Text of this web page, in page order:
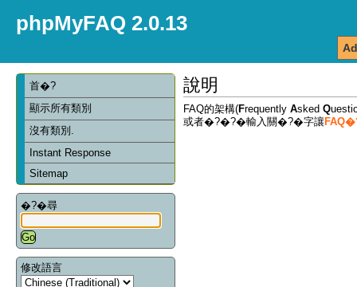
phpMyFAQ 2.0.13
首�?
顯示所有類別
沒有類別.
Instant Response
Sitemap
�?�尋
修改語言
說明
FAQ的架構(Frequently Asked Q
或者�?�?�輸入關�?�字讓